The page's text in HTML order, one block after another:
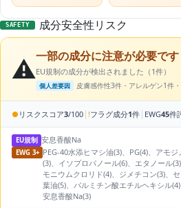
SAFETY 成分安全性リスク
⚠️一部の成分に注意が必要です
EU規制の成分が検出されました（1件）
個人差要因 皮膚感作性3件・アレルゲン1件
● リスクスコア3/100 | !フラグ成分1件 | EWG45件
EU規制 安息香酸Na
EWG 3+ PEG-40水添ヒマシ油(3)、PG(4)、アモ
(3)、イソプロパノール(6)、エタノール
モニウムクロリド(4)、ジメチコン(3)、
葉油(5)、パルミチン酸エチルヘキシル
安息香酸Na(3)